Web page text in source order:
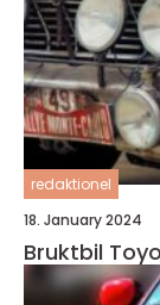
redaktionel
18. January 2024
Bruktbil